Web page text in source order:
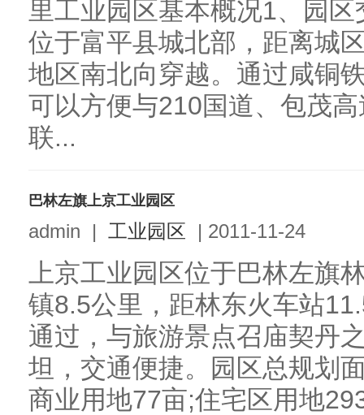
里工业园区基本概况1、园
位于富平县城北部，距离城
地区南北向穿越。通过咸铜
可以方便与210国道、包茂
联...
巴林左旗上京工业园区
admin | 工业园区 | 2011-11-24
上京工业园区位于巴林左旗
镇8.5公里，距林东火车站
通过，与旅游景点召庙契丹
坦，交通便捷。园区总规划
商业用地77亩;住宅区用地